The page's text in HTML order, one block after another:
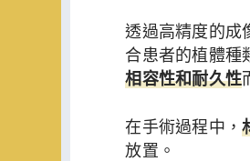
透過高精度的成
合患者的植體種
相容性和耐久性
在手術過程中，
放置。